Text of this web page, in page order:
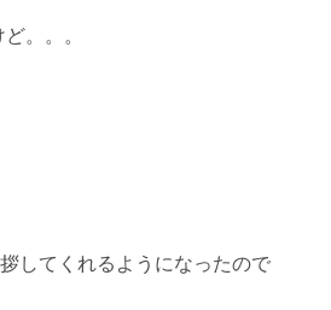
。。。
してくれるようになったので